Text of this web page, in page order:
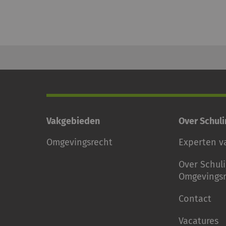
Vakgebieden
Omgevingsrecht
Over
Experten
Over
Contact
Vacatures